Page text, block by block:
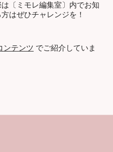
〔ミモレ編集室〕内でお知
はぜひチャレンジを！
ンテンツ でご紹介していま